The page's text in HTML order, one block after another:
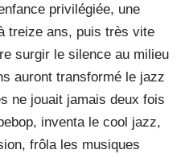
privilégiée, une
treize ans, puis très vite
surgir le silence au milieu
auront transformé le jazz
ne jouait jamais deux fois
inventa le cool jazz,
frôla les musiques